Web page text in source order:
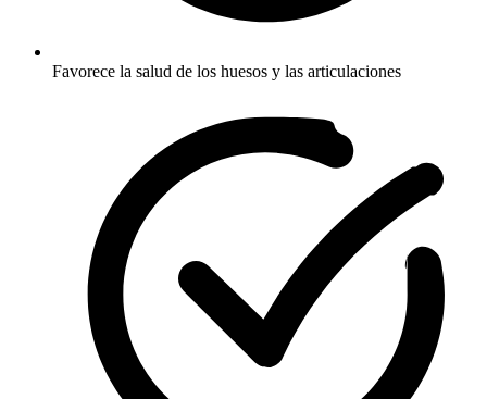
Favorece la salud de los huesos y las articulaciones